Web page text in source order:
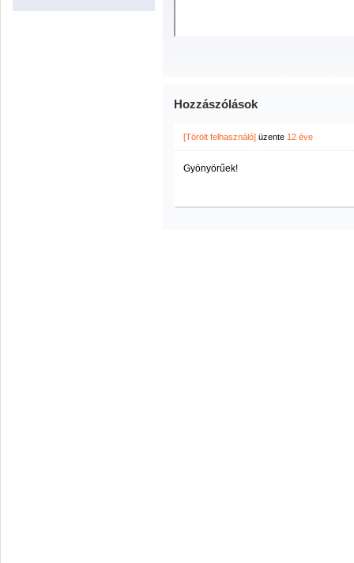
Hozzászólások
[Törölt felhasználó] üzente 12 éve
Gyönyörűek!